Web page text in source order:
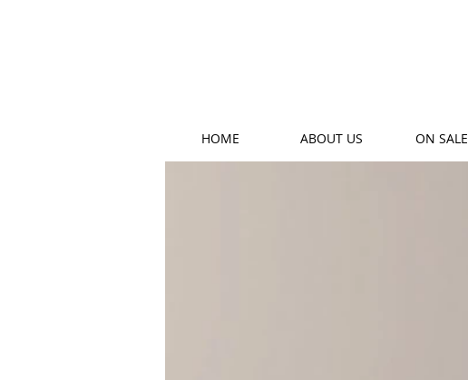
HOME ABOUT US ON SALE